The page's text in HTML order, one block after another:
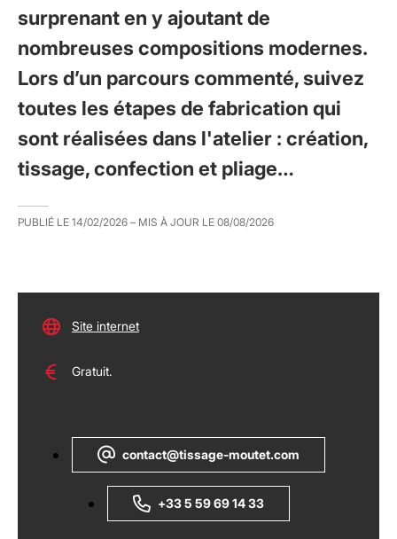
surprenant en y ajoutant de
nombreuses compositions modernes.
Lors d’un parcours commenté, suivez
toutes les étapes de fabrication qui
sont réalisées dans l'atelier : création,
tissage, confection et pliage…
PUBLIÉ LE 14/02/2026 – MIS À JOUR LE 08/08/2026
Site internet
Gratuit.
contact@tissage-moutet.com
+33 5 59 69 14 33